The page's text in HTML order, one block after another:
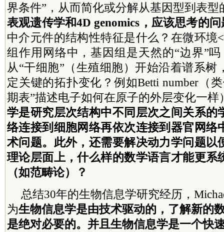
界条件”，从而简化或分解从基因型到表型
表观遗传学和4D genomics，应该思考的
中介元件的结构性特征是什么？在微环境
组作用网络中，基因组是天然的“边界”
从“干细胞”（生殖细胞）开始沿着谱系树
定关键的拓扑变化？例如Betti number（
期表”描述电子如何在原子的外层变化一样
学是研究层次结构中不同层次之间关系的
络连接到细胞网络再依次连接到器官网络
术问题。此外，还需要解决动力学问题以
理论层面上，什么样的数学语言才能更系
（如范畴论）？
总结30年的生物信息学研究经历，
为生物信息学是由技术驱动的，了解新的
是绝对必要的。并且生物信息学是一个快